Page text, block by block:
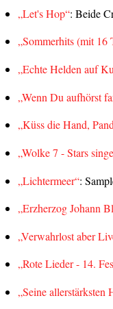
„Let's Hop“: Beide
„Sommerhits (mit 16
„Echte Helden auf
„Wenn Du aufhörst
„Küss die Hand,
„Wolke 7 - Stars
„Lichtermeer“:
„Erzherzog Johann
„Verwahrlost aber
„Rote Lieder - 14.
„Seine allerstärksten